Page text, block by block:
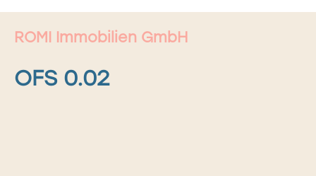
ROMI Immobilien GmbH
OFS 0.02